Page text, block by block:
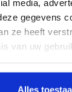
media,
gegevens
ze heeft
van uw
Alles